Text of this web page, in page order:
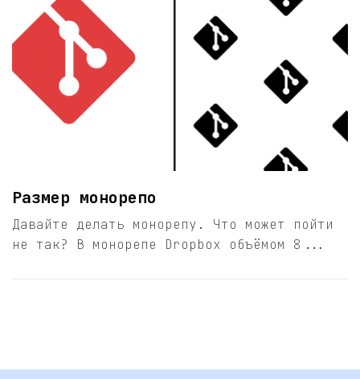
Размер монорепо
Давайте делать монорепу. Что может пойти
не так? В монорепе Dropbox объёмом 8...